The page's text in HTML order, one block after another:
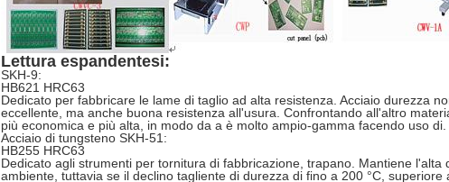
Lettura espandentesi:
SKH-9:
HB621 HRC63
Dedicato per fabbricare le lame di taglio ad alta resistenza. Acciaio durezza
eccellente, ma anche buona resistenza all'usura. Confrontando all'altro
più economica e più alta, in modo da a è molto ampio-gamma facendo uso di.
Acciaio di tungsteno SKH-51:
HB255 HRC63
Dedicato agli strumenti per tornitura di fabbricazione, trapano. Mantiene l'alta
ambiente, tuttavia se il declino tagliente di durezza di fino a 200 °C, superiore